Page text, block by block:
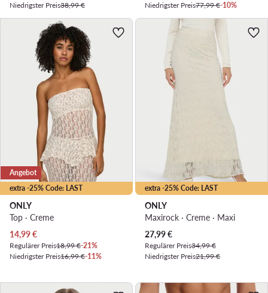
Niedrigster Preis38,99 €
Niedrigster Preis77,99 €-10%
extra -25% Code: LAST
Angebot
ONLY
Top · Creme
Aktueller Preis
14,99€
Regulärer Preis18,99 €-21%
Niedrigster Preis16,99 €-11%
extra -25% Code: LAST
ONLY
Maxirock · Creme · Maxi
Aktueller Preis
27,99€
Regulärer Preis34,99 €
Niedrigster Preis21,99 €